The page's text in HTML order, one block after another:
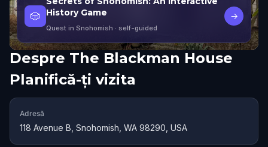
🎲
History Game
Quest in Snohomish · self-guided
→
Despre The Blackman House
Planifică-ți vizita
Adresă
118 Avenue B, Snohomish, WA 98290, USA